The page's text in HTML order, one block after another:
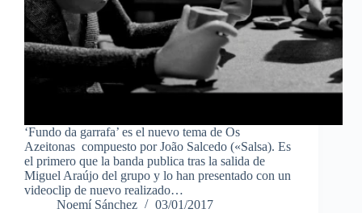
‘Fundo da garrafa’ es el nuevo tema de Os
Azeitonas compuesto por João Salcedo («Salsa). Es
el primero que la banda publica tras la salida de
Miguel Araújo del grupo y lo han presentado con un
videoclip de nuevo realizado…
Noemí Sánchez
03/01/2017